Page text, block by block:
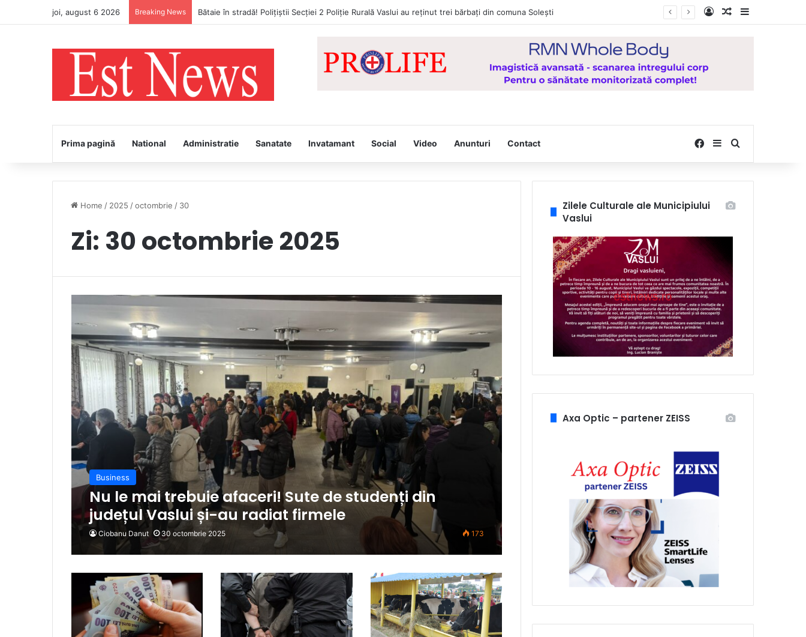
joi, august 6 2026 Breaking News Avertizare meteo Cod Portocaliu! Val de căldură persistent, caniculă și disconfort termic ridicat pentru județul Vaslui Log InRandom Article
Prima pagină National Administratie Sanatate Invatamant Social Video Anunturi Contact Facebook
SidebarSearch for
Home / 2025 /octombrie / 30
Zi: 30 octombrie 2025
Business
Nu le mai trebuie afaceri! Sute de studenți din
județul Vaslui și-au radiat firmele
Ciobanu Danut 30 octombrie 2025 173
Zilele Culturale ale Municipiului
Vaslui
Axa Optic – partener ZEISS